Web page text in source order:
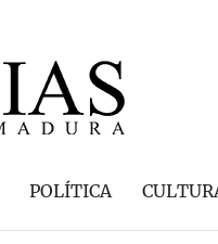
POLÍTICA